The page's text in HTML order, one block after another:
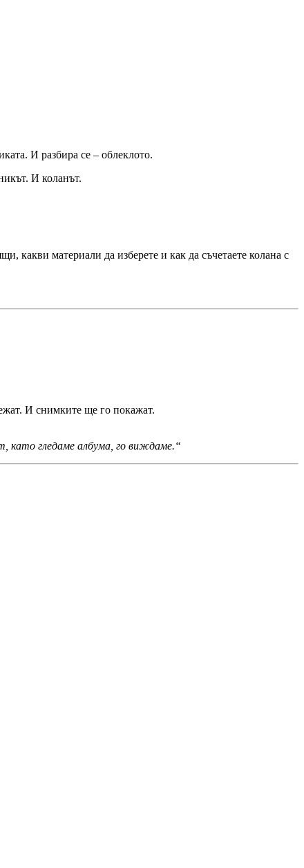
И разбира се – облеклото.
И коланът.
какви материали да изберете и как да съчетаете колана с
И снимките ще го покажат.
като гледаме албума, го виждаме.“